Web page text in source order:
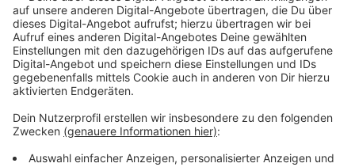
Anzeige